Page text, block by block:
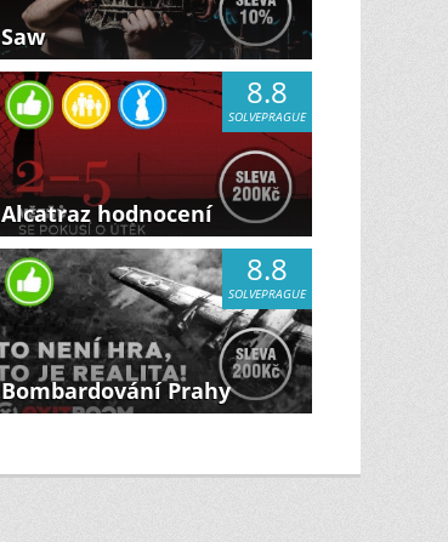
Saw
8.8
SOLVEPRAGUE
Alcatraz hodnocení
8.8
SOLVEPRAGUE
Bombardování Prahy